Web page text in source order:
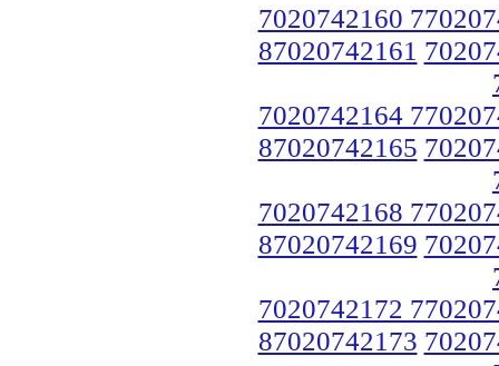
7020742160
87020742161
7020742164
87020742165
7020742168
87020742169
7020742172
87020742173